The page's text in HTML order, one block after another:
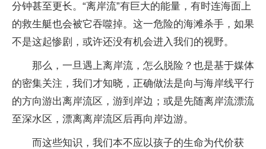
分钟甚至更长。“离岸流”有巨大的能量，有时连海面上
的救生艇也会被它吞噬掉。这一危险的海滩杀手，如果
不是这起惨剧，或许还没有机会进入我们的视野。
那么，一旦遇上离岸流，怎么脱险？也是基于媒体
的密集关注，我们才知晓，正确做法是向与海岸线平行
的方向游出离岸流区，游到岸边；或是先随离岸流漂流
至深水区，漂离离岸流区后再向岸边游。
而这些知识，我们本不应以孩子的生命为代价获